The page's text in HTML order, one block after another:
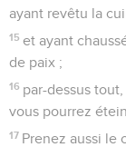
ayant revêtu la
15 et ayant
de paix ;
16 par-dessus
vous pourrez
17 Prenez aussi le